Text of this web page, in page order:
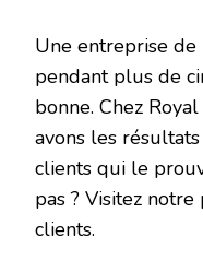
Une entreprise
pendant plus de
bonne. Chez
avons les
clients qui le
pas ? Visitez notre
clients.